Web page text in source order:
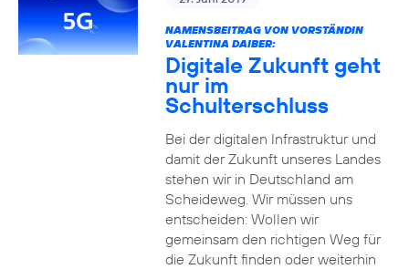
NAMENSBEITRAG VON VORSTÄNDIN
VALENTINA DAIBER:
Digitale Zukunft geht
nur im
Schulterschluss
Bei der digitalen Infrastruktur und
damit der Zukunft unseres Landes
stehen wir in Deutschland am
Scheideweg. Wir müssen uns
entscheiden: Wollen wir
gemeinsam den richtigen Weg für
die Zukunft finden oder weiterhin